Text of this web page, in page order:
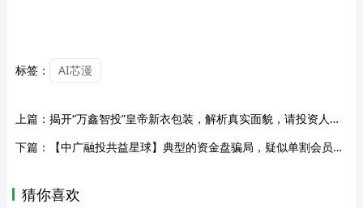
标签： AI芯漫
上篇： 揭开“万鑫智投”皇帝新衣包装，解析真实面貌，请投资人清醒判断......
下篇：
【中广融投共益星球】典型的资金盘骗局，疑似单割会员，要跑路的节奏…
猜你喜欢